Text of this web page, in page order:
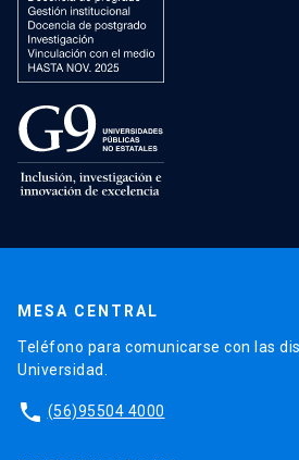
MESA CENTRAL
Teléfono para comunicarse con las
Universidad.
phone (56)95504 4000